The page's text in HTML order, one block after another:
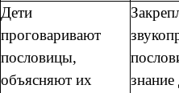
Дети
проговаривают
пословицы,
объясняют их
знание